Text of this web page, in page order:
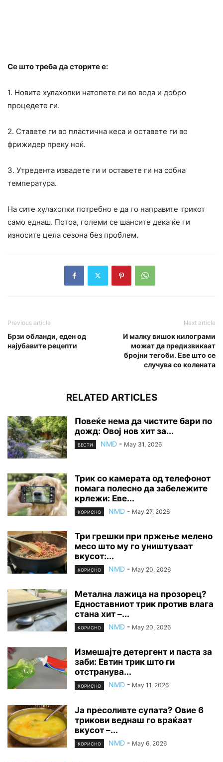
Се што треба да сторите е:
1. Новите хулахопки натопете ги во вода и добро
процедете ги.
2. Ставете ги во пластична кеса и оставете ги во
фрижидер преку ноќ.
3. Утредента извадете ги и оставете ги на собна
температура.
На сите хулахопки потребно е да го направите трикот
само еднаш. Потоа, големи се шансите дека ќе ги
износите цела сезона без проблем.
Previous article
Брзи обланди, еден од
најубавите рецепти
Next article
И малку вишок килограми
можат да предизвикаат
бројни тегоби. Еве што се
случува со колената
RELATED ARTICLES
Повеќе нема да чистите бари по
дожд: Овој нов хит за...
ВЕСТИ NMD - May 31, 2026
Трик со камерата од телефонот
помага полесно да забележите
крлежи: Еве...
КОРИСНО NMD - May 27, 2026
Три грешки при пржење мелено
месо што му го уништуваат
вкусот:...
КОРИСНО NMD - May 20, 2026
Метална лажица на прозорец?
Едноставниот трик против влага
стана хит –...
КОРИСНО NMD - May 20, 2026
Измешајте детергент и паста за
заби: Евтин трик што ги
отстранува...
КОРИСНО NMD - May 11, 2026
Ја пресоливте супата? Овие 6
трикови веднаш го враќаат
вкусот –...
КОРИСНО NMD - May 6, 2026